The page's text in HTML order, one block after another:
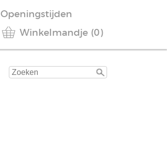
Openingstijden
Winkelmandje (0)